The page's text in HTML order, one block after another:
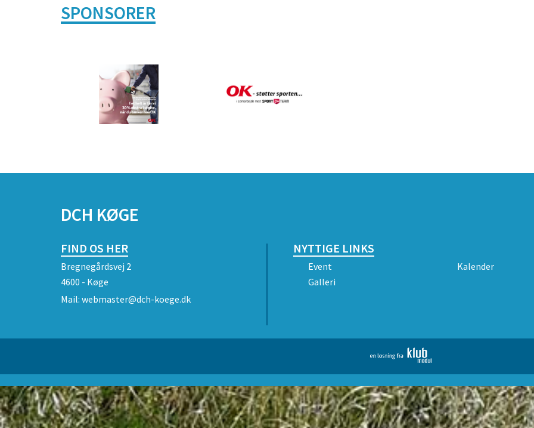
SPONSORER
DCH KØGE
FIND OS HER
Bregnegårdsvej 2
4600 - Køge
Mail: webmaster@dch-koege.dk
NYTTIGE LINKS
Event Kalender
Galleri